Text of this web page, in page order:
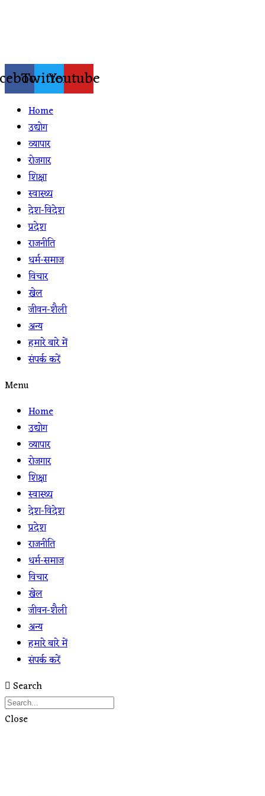
TwitterYoutube
Home
उद्योग
व्यापार
रोजगार
शिक्षा
स्वास्थ्य
देश-विदेश
प्रदेश
राजनीति
धर्म-समाज
विचार
खेल
जीवन-शैली
अन्य
हमारे बारे में
संपर्क करें
Menu
Home
उद्योग
व्यापार
रोजगार
शिक्षा
स्वास्थ्य
देश-विदेश
प्रदेश
राजनीति
धर्म-समाज
विचार
खेल
जीवन-शैली
अन्य
हमारे बारे में
संपर्क करें
Search
Close